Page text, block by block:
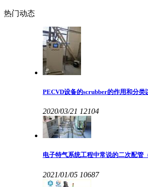
热门动态
PECVD设备的scrubber的作用和分类
2020/03/21 12104
电子特气系统工程中常说的二次配管
2021/01/05 10687